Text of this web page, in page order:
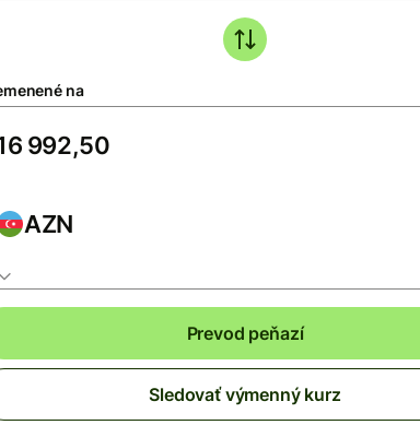
na
AZN
Prevod peňazí
Sledovať výmenný kurz